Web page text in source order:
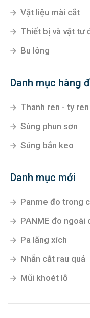
Vật liệu mài cắt
Thiết bị và vật tư
Bu lông
Danh mục hàng
Thanh ren - ty
Súng phun sơn
Súng bắn keo
Danh mục mới
Panme đo trong
PANME đo ngoài
Pa lăng xích
Nhẵn cắt rau quả
Mũi khoét lỗ